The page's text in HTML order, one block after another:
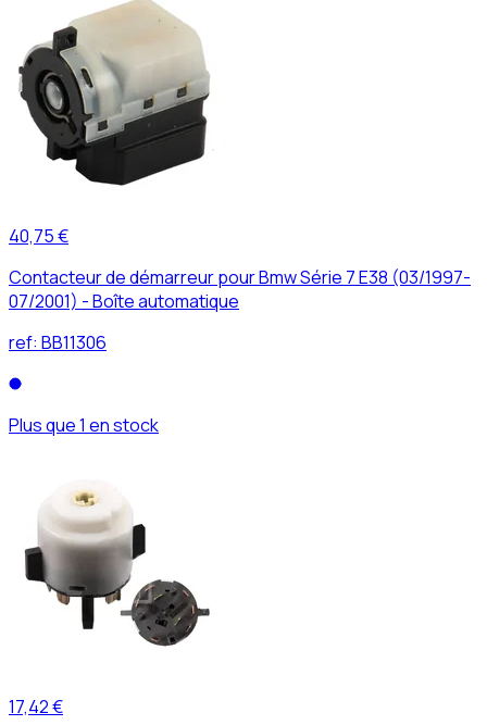
40,75 €
Contacteur de démarreur pour Bmw Série 7 E38 (03/1997-
07/2001) - Boîte automatique
ref: BB11306
Plus que 1 en stock
17,42 €